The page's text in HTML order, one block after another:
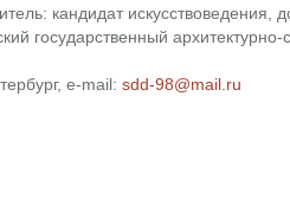
кандидат искусствоведения,
государственный
e-mail: sdd-98@mail.ru